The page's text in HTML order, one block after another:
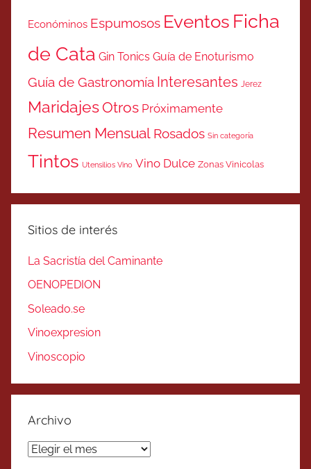
Económinos Espumosos Eventos Ficha
de Cata Gin Tonics Guía de Enoturismo
Guía de Gastronomía Interesantes Jerez
MaridajesOtros Próximamente
Resumen Mensual Rosados Sin categoría
Tintos Utensilios Vino Vino Dulce Zonas Vinicolas
Sitios de interés
La Sacristía del Caminante
OENOPEDION
Soleado.se
Vinoexpresion
Vinoscopio
Archivo
Archivo